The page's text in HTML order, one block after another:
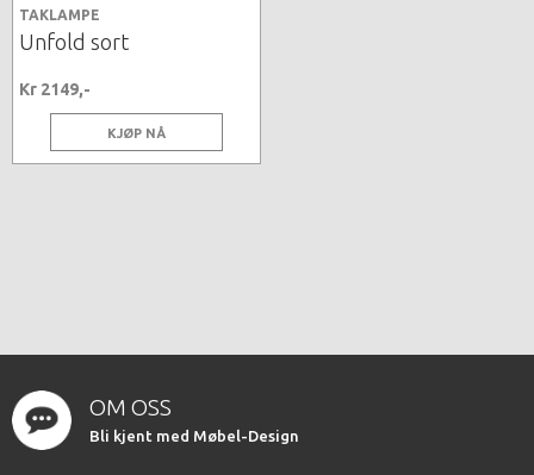
TAKLAMPE
Unfold sort
Kr 2149,-
KJØP NÅ
OM OSS
Bli kjent med Møbel-Design